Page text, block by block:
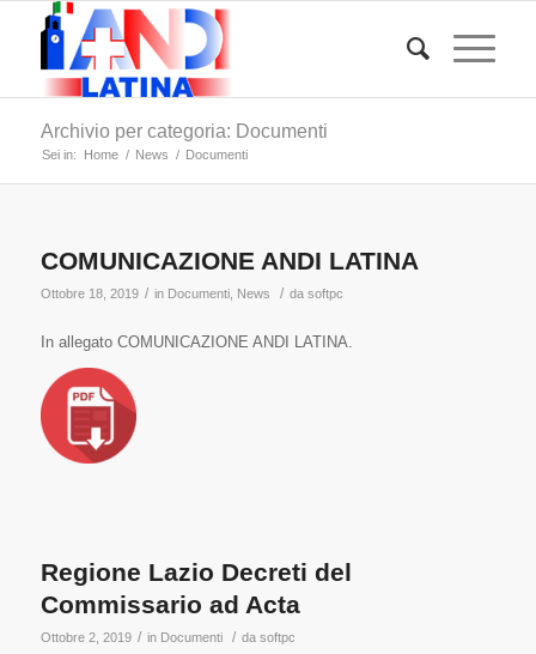
Archivio per categoria: Documenti
Sei in: Home / News / Documenti
COMUNICAZIONE ANDI LATINA
Ottobre 18, 2019 / in Documenti, News / da softpc
In allegato COMUNICAZIONE ANDI LATINA.
Regione Lazio Decreti del
Commissario ad Acta
Ottobre 2, 2019 / in Documenti / da softpc